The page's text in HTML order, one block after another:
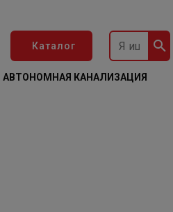
Каталог
АВТОНОМНАЯ КАНАЛИЗАЦИЯ